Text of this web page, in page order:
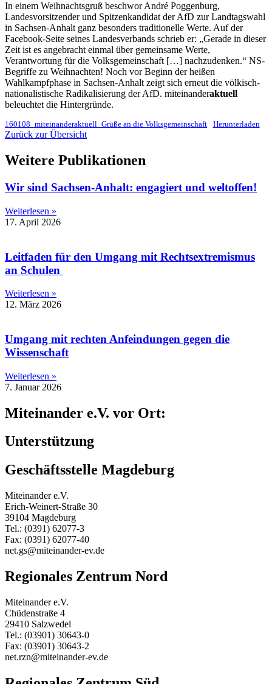
In einem Weihnachtsgruß beschwor André Poggenburg,
Landesvorsitzender und Spitzenkandidat der AfD zur Landtagswahl
in Sachsen-Anhalt ganz besonders traditionelle Werte. Auf der
Facebook-Seite seines Landesverbands schrieb er: „Gerade in dieser
Zeit ist es angebracht einmal über gemeinsame Werte,
Verantwortung für die Volksgemeinschaft […] nachzudenken.“ NS-
Begriffe zu Weihnachten! Noch vor Beginn der heißen
Wahlkampfphase in Sachsen-Anhalt zeigt sich erneut die völkisch-
nationalistische Radikalisierung der AfD. miteinanderaktuell
beleuchtet die Hintergründe.
160108_miteinanderaktuell_Grüße an die Volksgemeinschaft Herunterladen
Zurück zur Übersicht
Weitere Publikationen
Wir sind Sachsen-Anhalt: engagiert und weltoffen!
Weiterlesen »
17. April 2026
Leitfaden für den Umgang mit Rechtsextremismus
an Schulen
Weiterlesen »
12. März 2026
Umgang mit rechten Anfeindungen gegen die
Wissenschaft
Weiterlesen »
7. Januar 2026
Miteinander e.V. vor Ort:
Unterstützung
Geschäftsstelle Magdeburg
Miteinander e.V.
Erich-Weinert-Straße 30
39104 Magdeburg
Tel.: (0391) 62077-3
Fax: (0391) 62077-40
net.gs@miteinander-ev.de
Regionales Zentrum Nord
Miteinander e.V.
Chüdenstraße 4
29410 Salzwedel
Tel.: (03901) 30643-0
Fax: (03901) 30643-2
net.rzn@miteinander-ev.de